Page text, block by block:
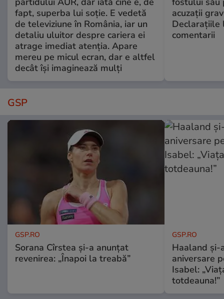
fapt, superba lui soție. E vedetă
de televiziune în România, iar un
detaliu uluitor despre cariera ei
atrage imediat atenția. Apare
mereu pe micul ecran, dar e altfel
decât își imaginează mulți
acuzații
Declarațiile
comentarii
GSP
GSP.RO
Sorana Cîrstea și-a anunțat
revenirea: „Înapoi la treabă”
GSP.RO
Haaland
aniversare
Isabel:
totdeauna!”